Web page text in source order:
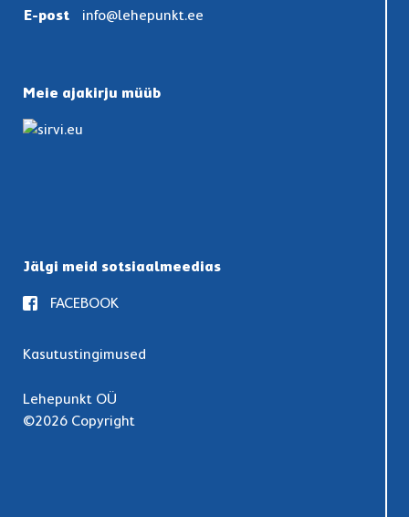
E-post
info@lehepunkt.ee
Meie ajakirju müüb
Jälgi meid sotsiaalmeedias
FACEBOOK
Kasutustingimused
Lehepunkt OÜ
©2026 Copyright